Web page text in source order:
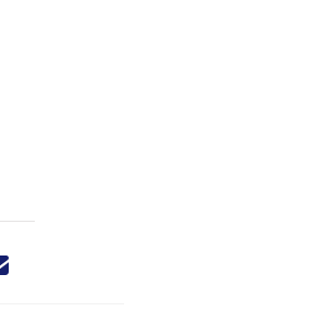
via X - U verlaat
dit nieuwsbericht via Facebook - U
dit nieuwsbericht via e-mail
Deel dit nieuwsbericht via LinkedIn - U